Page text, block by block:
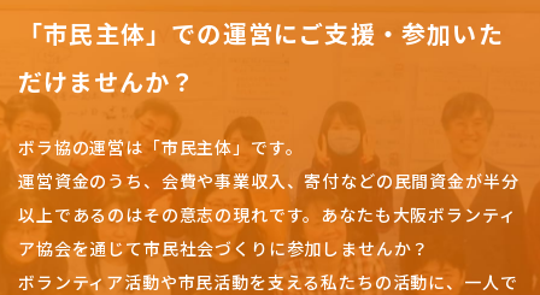
「市民主体」での運営にご支援・参加いた
だけませんか？
ボラ協の運営は「市民主体」です。
運営資金のうち、会費や事業収入、寄付などの民間資金が半分
以上であるのはその意志の現れです。 あなたも大阪ボランティ
ア協会を通じて市民社会づくりに参加しませんか？
ボランティア活動や市民活動を支える私たちの活動に、一人で